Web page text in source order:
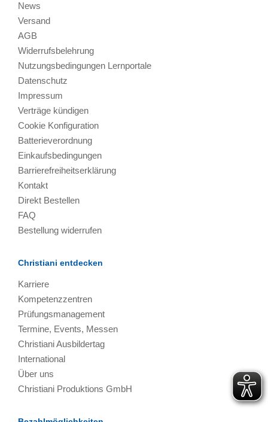
News
Versand
AGB
Widerrufsbelehrung
Nutzungsbedingungen Lernportale
Datenschutz
Impressum
Verträge kündigen
Cookie Konfiguration
Batterieverordnung
Einkaufsbedingungen
Barrierefreiheitserklärung
Kontakt
Direkt Bestellen
FAQ
Bestellung widerrufen
Christiani entdecken
Karriere
Kompetenzzentren
Prüfungsmanagement
Termine, Events, Messen
Christiani Ausbildertag
International
Über uns
Christiani Produktions GmbH